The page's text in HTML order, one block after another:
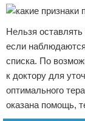
Нельзя
если
списка. По
к доктору для
оптимального
оказана помощь,